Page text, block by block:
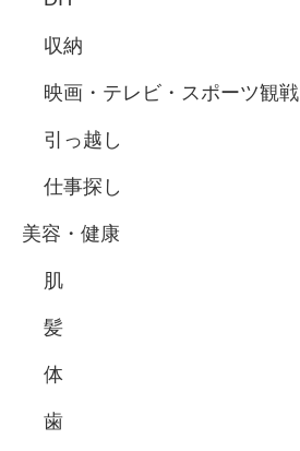
収納
映画・テレビ・スポーツ観戦
引っ越し
仕事探し
美容・健康
肌
髪
体
歯